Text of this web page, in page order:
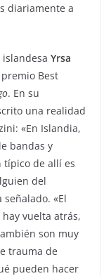
diariamente a
Yrsa
Best
. En su
una realidad
«En Islandia,
bandas y
típico de allí es
del
«El
vuelta atrás,
son muy
trauma de
pueden hacer